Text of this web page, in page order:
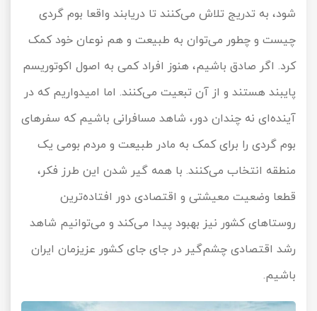
شود، به تدریج تلاش می‌کنند تا دریابند واقعا بوم گردی
چیست و چطور می‌توان به طبیعت و هم نوعان خود کمک
کرد. اگر صادق باشیم، هنوز افراد کمی به اصول اکوتوریسم
پایبند هستند و از آن تبعیت می‌کنند. اما امیدواریم که در
آینده‌ای نه چندان دور، شاهد مسافرانی باشیم که سفرهای
بوم گردی را برای کمک به مادر طبیعت و مردم بومی یک
منطقه انتخاب می‌کنند. با همه گیر شدن این طرز فکر،
قطعا وضعیت معیشتی و اقتصادی دور افتاده‌ترین
روستاهای کشور نیز بهبود پیدا می‌کند و می‌توانیم شاهد
رشد اقتصادی چشم‌گیر در جای جای کشور عزیزمان ایران
باشیم.